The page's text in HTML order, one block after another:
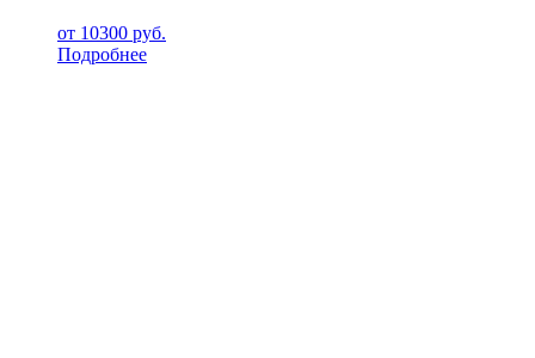
от 10300 руб.
Подробнее